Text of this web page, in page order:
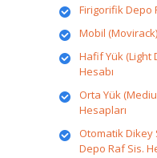
Firigorifik Depo
Mobil
Hafif Yük (Light
Hesabı
Orta Yük
Hesapları
Otomatik Dikey
Depo Raf Sis.